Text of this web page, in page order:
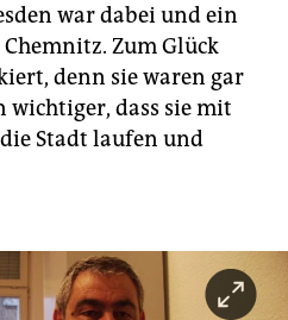
war dabei und ein
Zum Glück
denn sie waren gar
wichtiger, dass sie mit
Stadt laufen und